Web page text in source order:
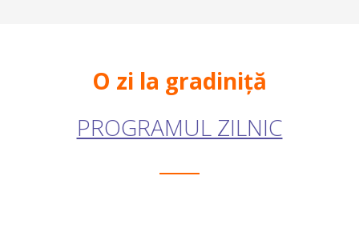
O zi la gradiniță
PROGRAMUL ZILNIC